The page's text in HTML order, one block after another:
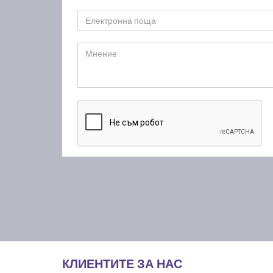
КЛИЕНТИТЕ ЗА НАС